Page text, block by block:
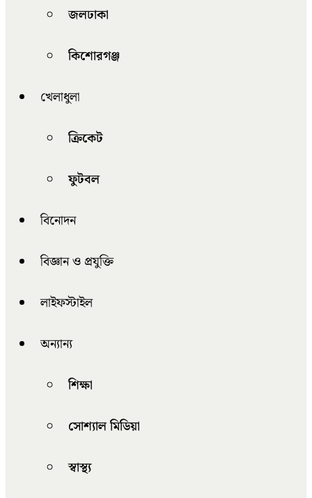
জলঢাকা
কিশোরগঞ্জ
খেলাধুলা
ক্রিকেট
ফুটবল
বিনোদন
বিজ্ঞান ও প্রযুক্তি
লাইফস্টাইল
অন্যান্য
শিক্ষা
সোশ্যাল মিডিয়া
স্বাস্থ্য